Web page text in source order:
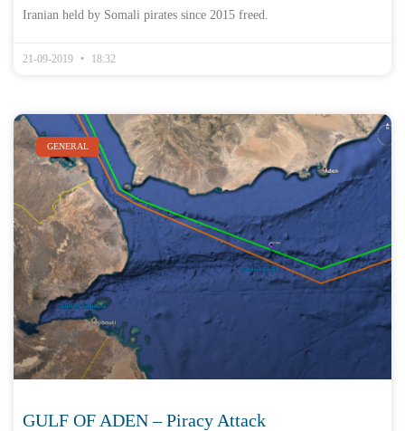
Iranian held by Somali pirates since 2015 freed.
21-09-2019 18:32
GENERAL
GULF OF ADEN – Piracy Attack